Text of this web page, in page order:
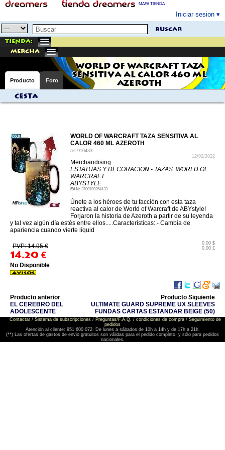
MAPA TIENDA
Iniciar sesion
buscar
Tienda:
mercha
WORLD OF WARCRAFT TAZA
SENSITIVA AL CALOR 460 ML
AZEROTH
Producto Foro
Cesta
WORLD OF WARCRAFT TAZA SENSITIVA AL
CALOR 460 ML AZEROTH
ref 910433
12/02/2022
Merchandising
ESTATUAS Y DECORACION - TAZAS: WORLD OF
WARCRAFT
ABYSTYLE
EAN: 3700789254133
Únete a los héroes de tu facción con esta taza
reactiva al calor de World of Warcraft de ABYstyle!
Forjaron la historia de Azeroth a partir de su leyenda
y tal vez algún día estés entre ellos.....Características:.- Cambia de
apariencia cuando vierte líquid
PVP: 14.95 €
14.20 €
0.00 $
0.00 £
No Disponible
Producto anterior
EL CEREBRO DEL
ADOLESCENTE
Producto Siguiente
ULTIMATE GUARD SUPREME UX SLEEVES
FUNDAS CARTAS ESTANDAR BEIGE (50)
Contactar/ Sistema de subscripciones/ Preguntas/F.A.Q. / condiciones de compra/ Seguimiento de
pedidos
Atención al cliente: 951 600 072. De lunes a sábados de 10h a 14h y de 17h a 21h.
(**) Las ofertas de gastos de envio gratuitos son válidas para el pedido completo, y sólo para pedidos
nacionales.